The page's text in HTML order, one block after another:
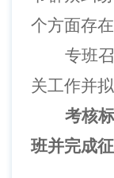
个方面存
专班
关工作并
考核
班并完成